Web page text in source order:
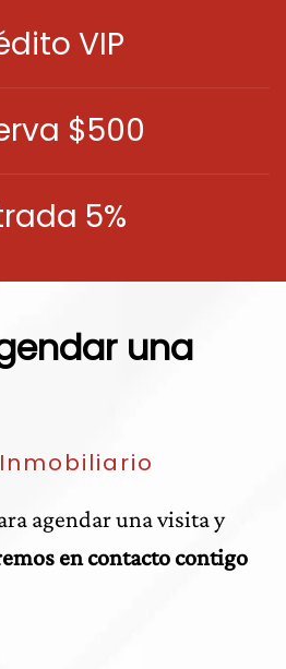
VIP
$500
5%
una
agendar una visita y
en contacto contigo